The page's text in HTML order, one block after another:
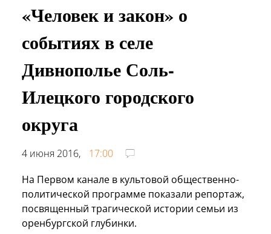
«Человек и закон» о
событиях в селе
Дивнополье Соль-
Илецкого городского
округа
4 июня 2016,
17:00
На Первом канале в культовой общественно-
политической программе показали репортаж,
посвященный трагической истории семьи из
оренбургской глубинки.